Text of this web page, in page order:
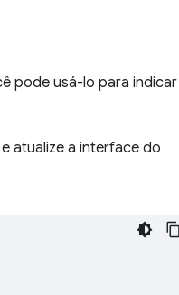
pode usá-lo para indicar
atualize a interface do